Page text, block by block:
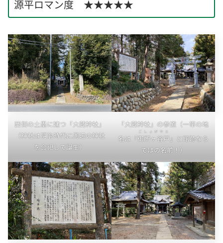
源平ロマン度 ★★★★★
西側の土塁に建つ「大蔵神社」
（神社は明治時代に周辺の神社
を合祀して誕生）
「大蔵神社」の参道（一帯の地
名は「御所ヶ谷戸
ごしょがやと
」と館跡なら
ではの名前！）